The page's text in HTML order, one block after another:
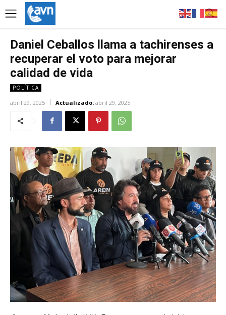
Daniel Ceballos llama a tachirenses a
recuperar el voto para mejorar
calidad de vida
POLÍTICA
abril 29, 2025 Actualizado: abril 29, 2025